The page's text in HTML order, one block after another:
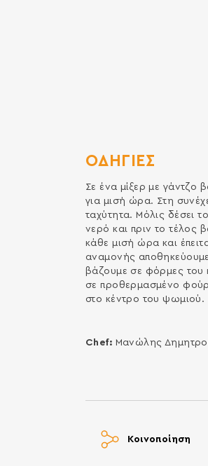
ΟΔΗΓΙΕΣ
Σε ένα μίξερ με
για μισή ώρα. Στη
ταχύτητα. Μόλις δέσει
νερό και πριν το τέλος
κάθε μισή ώρα και
αναμονής
βάζουμε σε φόρμες του
σε προθερμασμένο
στο κέντρο του ψωμιού.
Chef: Μανώλης
Κοινοποίηση